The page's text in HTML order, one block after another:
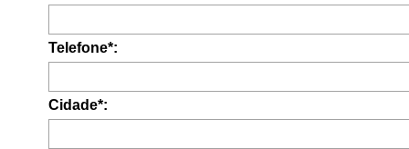
Telefone*:
Cidade*: